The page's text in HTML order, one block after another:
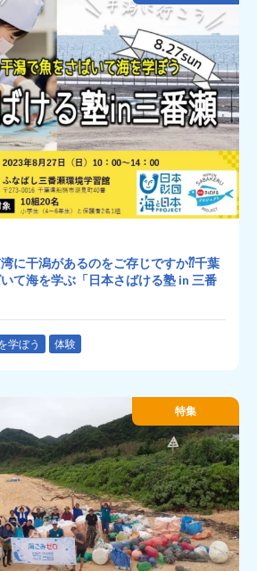
湾に干潟があるのをご存じですか⁇千葉
て海を学ぶ「日本さばける塾 in 三番
学ぼう 体験
特集